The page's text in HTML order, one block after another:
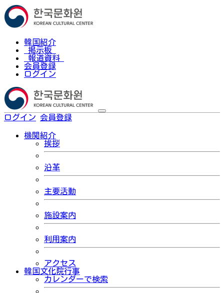
韓国紹介
掲示板
報道資料
会員登録
ログイン
ログイン 会員登録
機関紹介
挨拶
沿革
主要活動
施設案内
利用案内
アクセス
韓国文化院行事
カレンダーで検索